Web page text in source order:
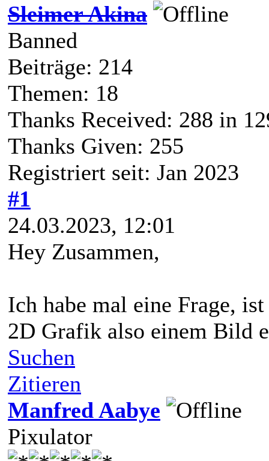
Sleimer Akina
Banned
Beiträge: 214
Themen: 18
Thanks Received: 288 in
Thanks Given: 255
Registriert seit: Jan 2023
#1
24.03.2023, 12:01
Hey Zusammen,
Ich habe mal eine Frage,
2D Grafik also einem Bild
Suchen
Zitieren
Manfred Aabye
Pixulator